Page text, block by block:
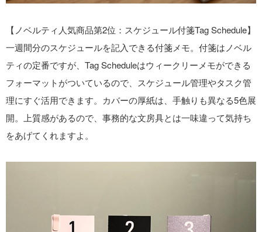
【ノベルティ人気商品第2位：スケジュール付箋Tag Schedule】
一週間分のスケジュールを記入できる付箋メモ。付箋はノベル
ティの定番ですが、Tag Scheduleはウィークリーメモができる
フォーマットがついているので、スケジュール管理やタスク管
理にすぐ活用できます。カバーの厚紙は、手触りも異なる5色展
開。上質感があるので、事務的な文房具とは一味違って気持ち
をあげてくれますよ。